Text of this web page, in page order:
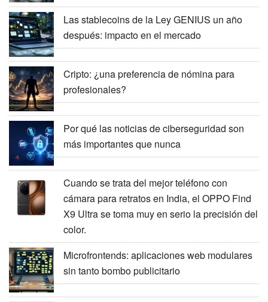
Las stablecoins de la Ley GENIUS un año
después: impacto en el mercado
Cripto: ¿una preferencia de nómina para
profesionales?
Por qué las noticias de ciberseguridad son
más importantes que nunca
Cuando se trata del mejor teléfono con
cámara para retratos en India, el OPPO Find
X9 Ultra se toma muy en serio la precisión del
color.
Microfrontends: aplicaciones web modulares
sin tanto bombo publicitario